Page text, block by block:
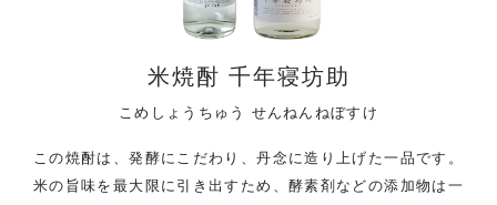
米焼酎 千年寝坊助
こめしょうちゅう せんねんねぼすけ
この焼酎は、発酵にこだわり、丹念に造り上げた一品です。
米の旨味を最大限に引き出すため、酵素剤などの添加物は一